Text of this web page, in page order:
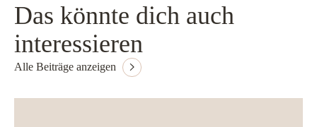
Das könnte dich auch
interessieren
Alle Beiträge anzeigen